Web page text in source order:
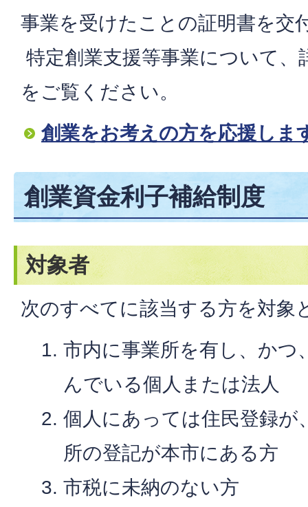
事業を受けたことの証明書を交
特定創業支援等事業について、
をご覧ください。
創業をお考えの方を応援しま
創業資金利子補給制度
対象者
次のすべてに該当する方を対象
市内に事業所を有し、かつ
んでいる個人または法人
個人にあっては住民登録が
所の登記が本市にある方
市税に未納のない方